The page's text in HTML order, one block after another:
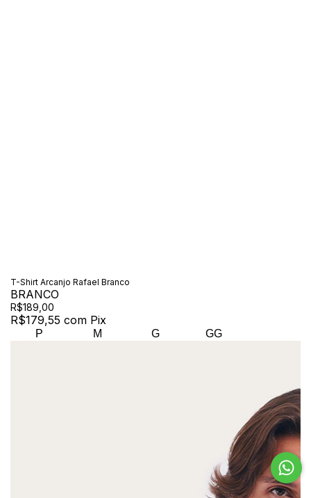
T-Shirt Arcanjo Rafael Branco
BRANCO
R$189,00
R$179,55 com Pix
P M G GG